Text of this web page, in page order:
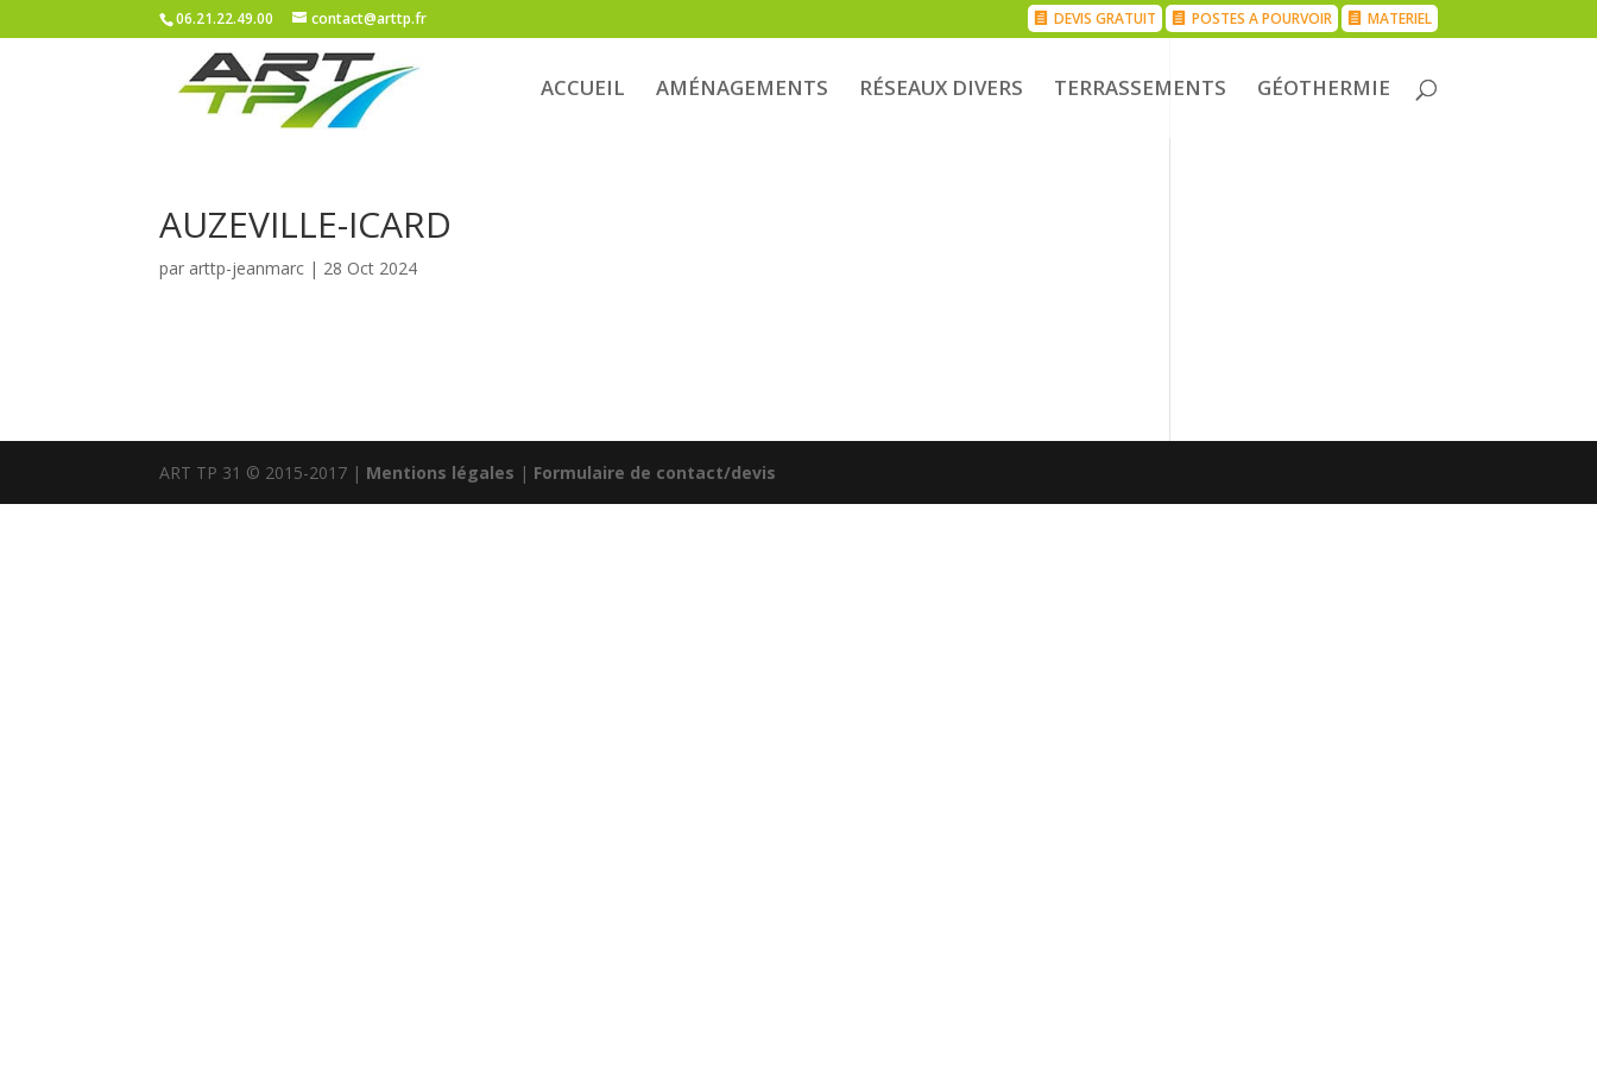
06.21.22.49.00 contact@arttp.fr DEVIS GRATUIT POSTES A POURVOIR MATERIEL
ACCUEIL AMÉNAGEMENTS RÉSEAUX DIVERS TERRASSEMENTS GÉOTHERMIE
AUZEVILLE-ICARD
par arttp-jeanmarc | 28 Oct 2024
ART TP 31 © 2015-2017 | Mentions légales | Formulaire de contact/devis